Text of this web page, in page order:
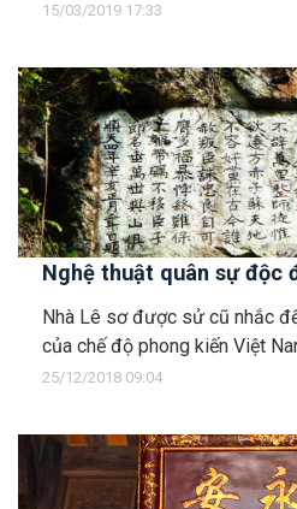
15/03/2019 17:33
Nghệ thuật quân sự độc
Nhà Lê sơ được sử cũ nhắc
của chế độ phong kiến Việt
25/12/2018 09:04